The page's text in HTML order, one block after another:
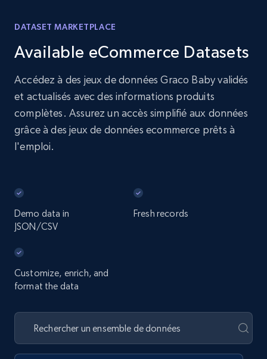
DATASET MARKETPLACE
Available eCommerce Datasets
Accédez à des jeux de données Graco Baby validés
et actualisés avec des informations produits
complètes. Assurez un accès simplifié aux données
grâce à des jeux de données ecommerce prêts à
l'emploi.
Demo data in
JSON/CSV
Fresh records
Customize, enrich, and
format the data